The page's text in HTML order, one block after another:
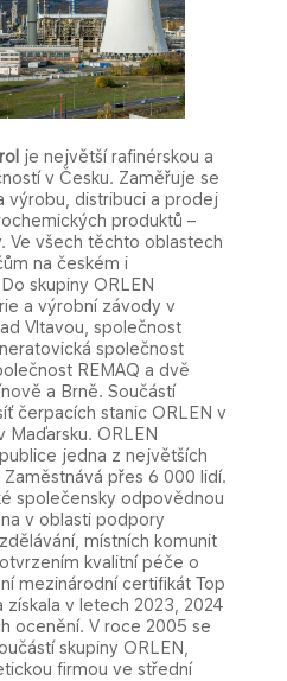
je největší rafinérskou a
v Česku. Zaměřuje se
výrobu, distribuci a prodej
produktů –
Ve všech těchto oblastech
na českém i
skupiny ORLEN
a výrobní závody v
Vltavou, společnost
společnost
REMAQ a dvě
a Brně. Součástí
čerpacích stanic ORLEN v
Maďarsku. ORLEN
jedna z největších
přes 6 000 lidí.
společensky odpovědnou
v oblasti podpory
místních komunit
kvalitní péče o
mezinárodní certifikát Top
získala v letech 2023, 2024
ocenění. V roce 2005 se
skupiny ORLEN,
firmou ve střední